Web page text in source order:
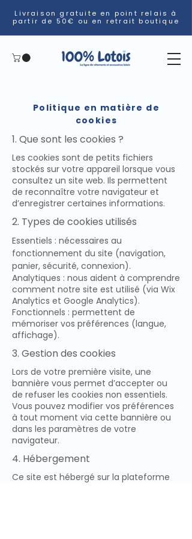
Livraison gratuite en point relais à
partir de 50€ ou en retrait boutique
Politique en matière de
cookies
1. Que sont les cookies ?
Les cookies sont de petits fichiers
stockés sur votre appareil lorsque vous
consultez un site web. Ils permettent
de reconnaître votre navigateur et
d’enregistrer certaines informations.
2. Types de cookies utilisés
Essentiels : nécessaires au
fonctionnement du site (navigation,
panier, sécurité, connexion).
Analytiques : nous aident à comprendre
comment notre site est utilisé (via Wix
Analytics et Google Analytics).
Fonctionnels : permettent de
mémoriser vos préférences (langue,
affichage).
3. Gestion des cookies
Lors de votre première visite, une
bannière vous permet d’accepter ou
de refuser les cookies non essentiels.
Vous pouvez modifier vos préférences
à tout moment via cette bannière ou
dans les paramètres de votre
navigateur.
4. Hébergement
Ce site est hébergé sur la plateforme